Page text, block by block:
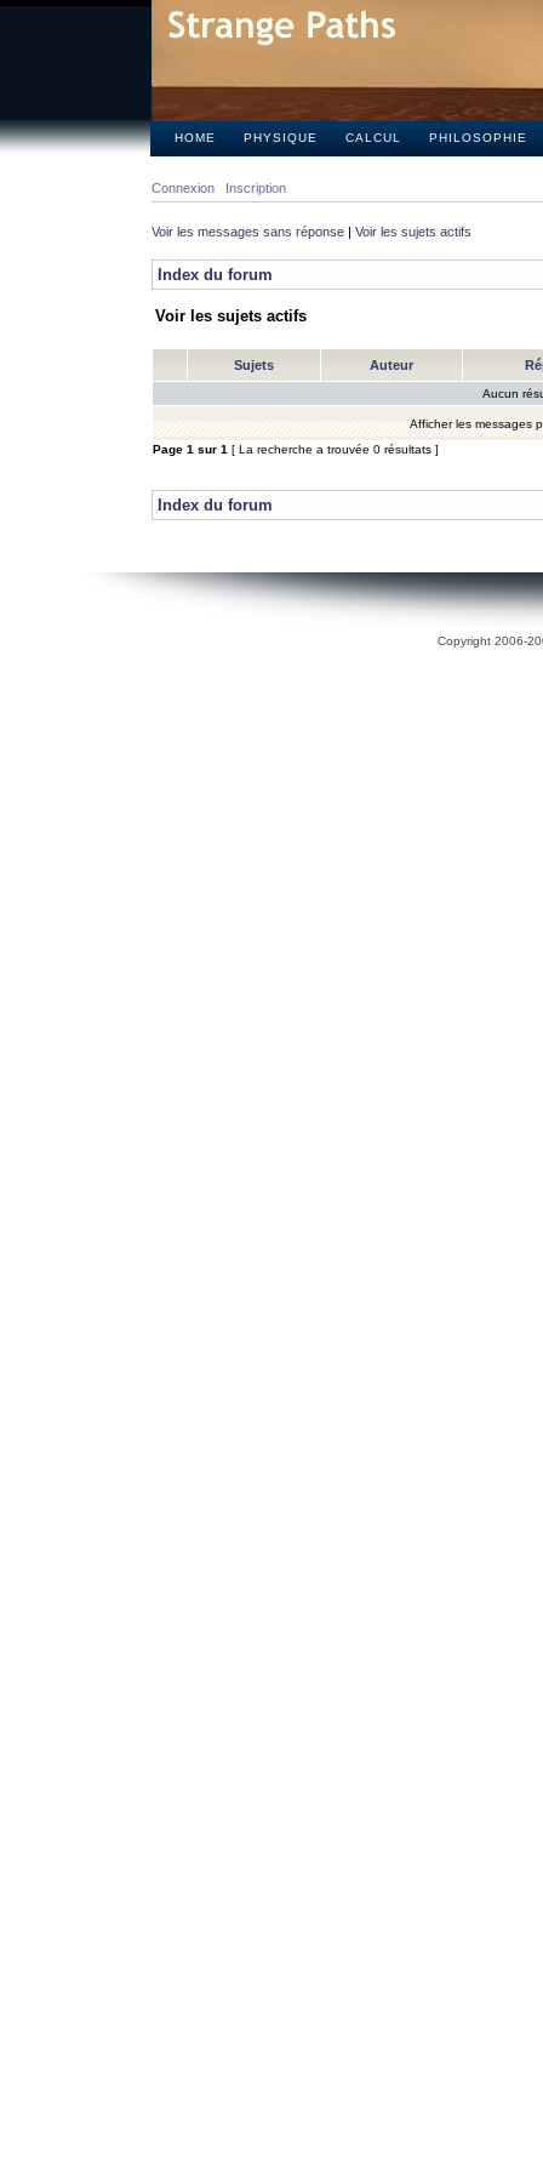
HOME PHYSIQUE CALCUL PHILOSOPHIE
Connexion Inscription
Voir les messages sans réponse | Voir les sujets actifs
Index du forum
Voir les sujets actifs
Sujets Auteur
Aucun
Afficher les messages
Page 1 sur 1 [ La recherche a trouvée 0 résultats ]
Index du forum
Copyright 2006-